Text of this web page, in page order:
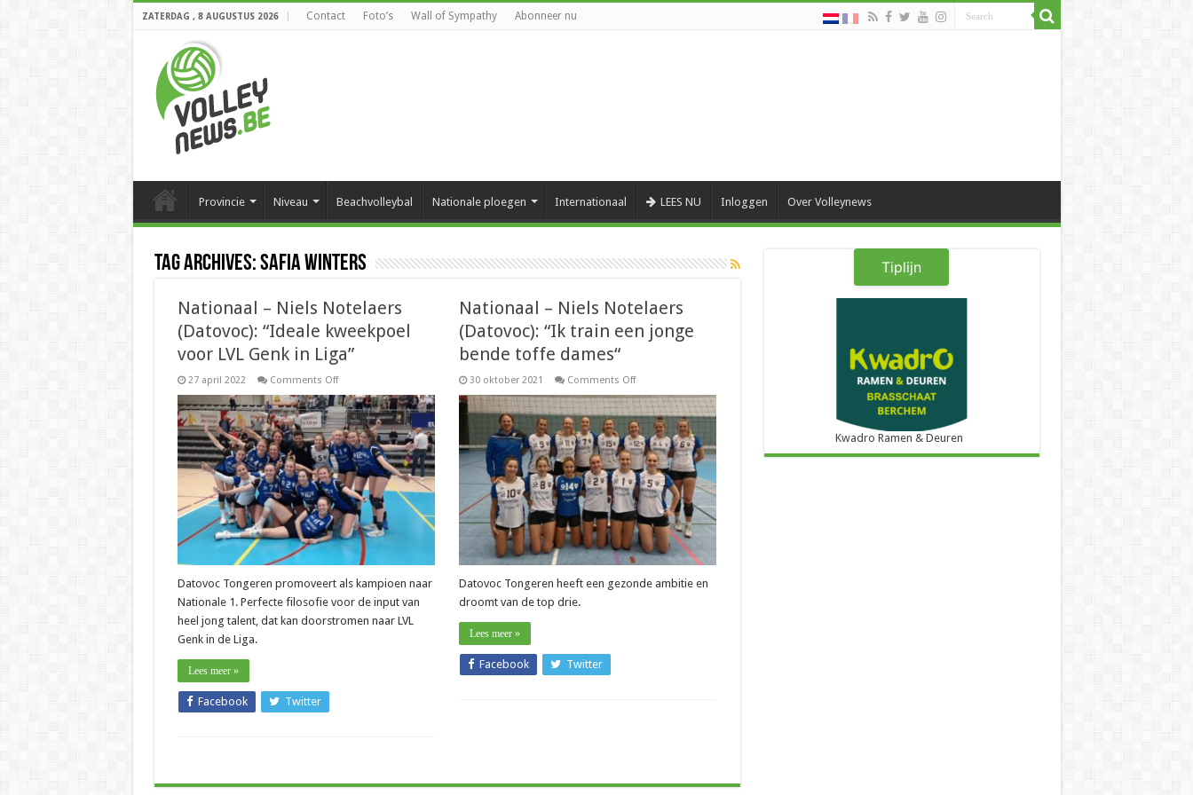
ZATERDAG , 8 AUGUSTUS 2026 Contact Foto’s Wall of Sympathy Abonneer nu
Provincie Niveau Beachvolleybal Nationale ploegen Internationaal LEES NU Inloggen Over Volleynews
Tag Archives:Safia Winters
Nationaal – Niels Notelaers
(Datovoc): “Ideale kweekpoel
voor LVL Genk in Liga”
27 april 2022 Comments Offon
–
Niels
Notelaers
(Datovoc):
“Ideale
kweekpoel
voor
LVL
Genk
in
Liga”
Datovoc Tongeren promoveert als kampioen naar
Nationale 1. Perfecte filosofie voor de input van
heel jong talent, dat kan doorstromen naar LVL
Genk in de Liga.
Lees meer »
Facebook Twitter
Nationaal – Niels Notelaers
(Datovoc): “Ik train een jonge
bende toffe dames“
30 oktober 2021 Comments Offon
–
Niels
Notelaers
(Datovoc):
“Ik
train
een
jonge
bende
toffe
dames“
Datovoc Tongeren heeft een gezonde ambitie en
droomt van de top drie.
Lees meer »
Facebook Twitter
Tiplijn
Kwadro Ramen & Deuren